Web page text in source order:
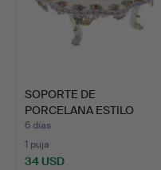
SOPORTE DE
PORCELANA ESTILO
MEISSEN.
6 días
1 puja
34 USD